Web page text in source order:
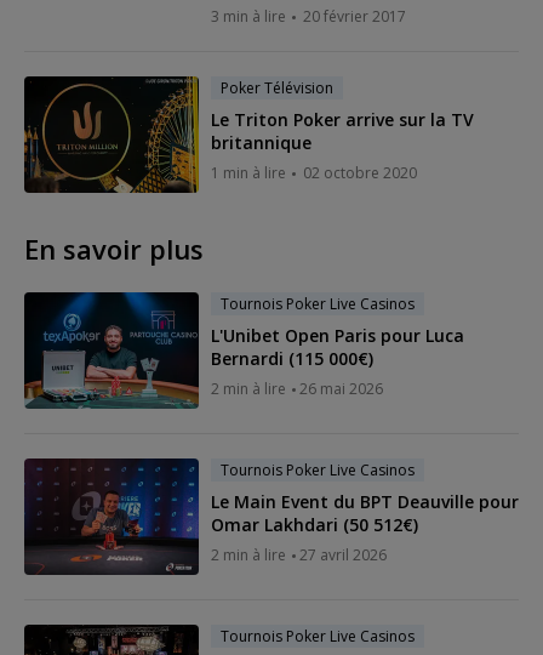
3 min à lire 20 février 2017
Poker Télévision
Le Triton Poker arrive sur la TV
britannique
1 min à lire 02 octobre 2020
En savoir plus
Tournois Poker Live Casinos
L'Unibet Open Paris pour Luca
Bernardi (115 000€)
2 min à lire 26 mai 2026
Tournois Poker Live Casinos
Le Main Event du BPT Deauville pour
Omar Lakhdari (50 512€)
2 min à lire 27 avril 2026
Tournois Poker Live Casinos